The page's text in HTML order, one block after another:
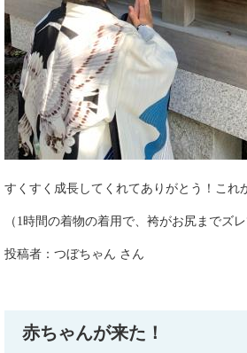
すくすく成長してくれてありがとう！これ
（1時間の着物の着用で、袴がお尻までズ
投稿者：つぼちゃん さん
赤ちゃんが来た！